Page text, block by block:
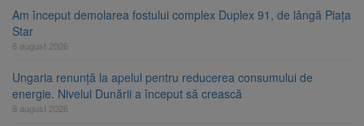
Am început demolarea fostului complex Duplex 91, de lângă Piața
Star
8 august 2026
Ungaria renunță la apelul pentru reducerea consumului de
energie. Nivelul Dunării a început să crească
8 august 2026